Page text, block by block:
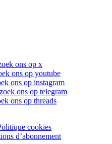
ons op x
ons op youtube
ons op instagram
ons op telegram
ons op threads
cookies
d’abonnement